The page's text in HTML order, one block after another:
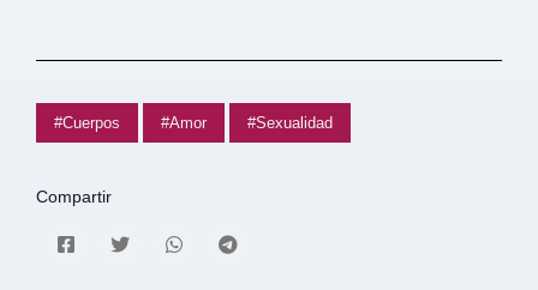
#Cuerpos #Amor #Sexualidad
Compartir